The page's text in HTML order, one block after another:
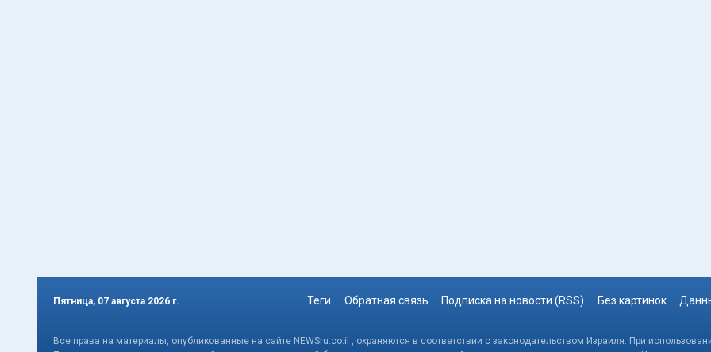
Пятница, 07 августа 2026 г. Теги Обратная связь Подписка на новости (RSS) Без картинок
Все права на материалы, опубликованные на сайте NEWSru.co.il , охраняются в соответствии с законодательством Израиля. При